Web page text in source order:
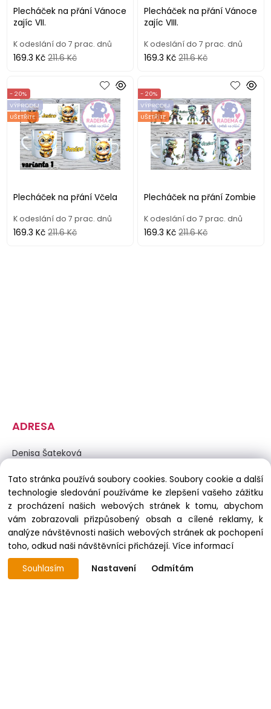
Plecháček na přání Vánoce
zajíc VII.
K odeslání do 7 prac. dnů
169.3 Kč 211.6 Kč
Plecháček na přání Vánoce
zajíc VIII.
K odeslání do 7 prac. dnů
169.3 Kč 211.6 Kč
Plecháček na přání Včela
- 20%
VÝPRODEJ
UŠETŘÍTE
K odeslání do 7 prac. dnů
169.3 Kč 211.6 Kč
Plecháček na přání Zombie
- 20%
VÝPRODEJ
UŠETŘÍTE
K odeslání do 7 prac. dnů
169.3 Kč 211.6 Kč
ADRESA
Denisa Šateková
795 01 Rýmařov
(jsme pouze eshop)
Email: Po-Ne - nonstop (odepisuji v co nejkratším termínu)
Tato stránka používá soubory cookies. Soubory cookie a další
technologie sledování používáme ke zlepšení vašeho zážitku
z procházení našich webových stránek k tomu, abychom
vám zobrazovali přizpůsobený obsah a cílené reklamy, k
analýze návštěvnosti našich webových stránek ak pochopení
toho, odkud naši návštěvníci přicházejí. Více informací
Souhlasím
Nastavení Odmítám